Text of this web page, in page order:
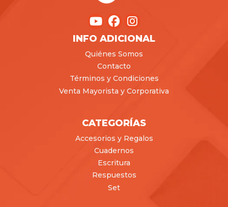
INFO ADICIONAL
Quiénes Somos
Contacto
Términos y Condiciones
Venta Mayorista y Corporativa
CATEGORÍAS
Accesorios y Regalos
Cuadernos
Escritura
Respuestos
Set